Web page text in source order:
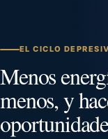
EL CICLO
Menos
menos, y